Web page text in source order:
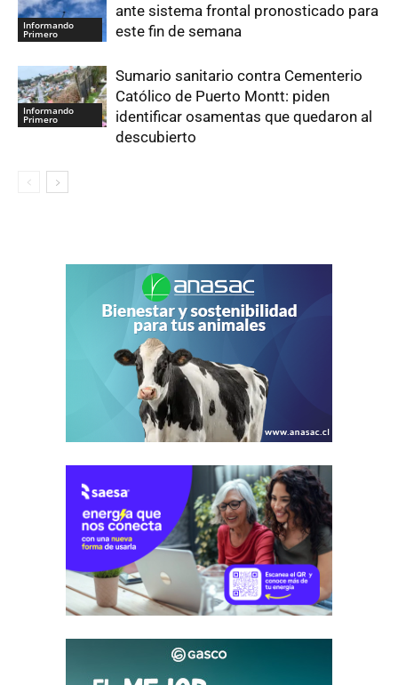
Informando
Primero
ante sistema frontal pronosticado para
este fin de semana
Informando
Primero
Sumario sanitario contra Cementerio
Católico de Puerto Montt: piden
identificar osamentas que quedaron al
descubierto